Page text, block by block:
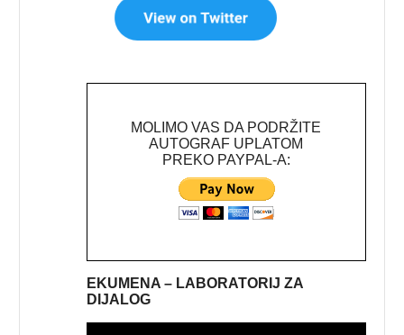
MOLIMO VAS DA PODRŽITE
AUTOGRAF UPLATOM
PREKO PAYPAL-A:
EKUMENA – LABORATORIJ ZA
DIJALOG